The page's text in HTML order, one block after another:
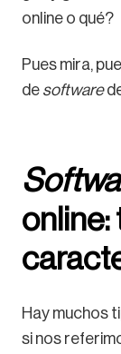
online o qué?
Pues mira,
de software
online:
Hay muchos
si nos